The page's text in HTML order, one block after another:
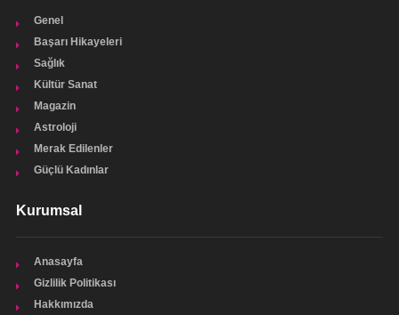
Genel
Başarı Hikayeleri
Sağlık
Kültür Sanat
Magazin
Astroloji
Merak Edilenler
Güçlü Kadınlar
Kurumsal
Anasayfa
Gizlilik Politikası
Hakkımızda